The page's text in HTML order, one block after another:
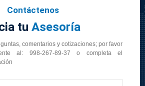
Contáctenos
tu Asesoría
comentarios y cotizaciones; por favor
al: 998-267-89-37 o completa el